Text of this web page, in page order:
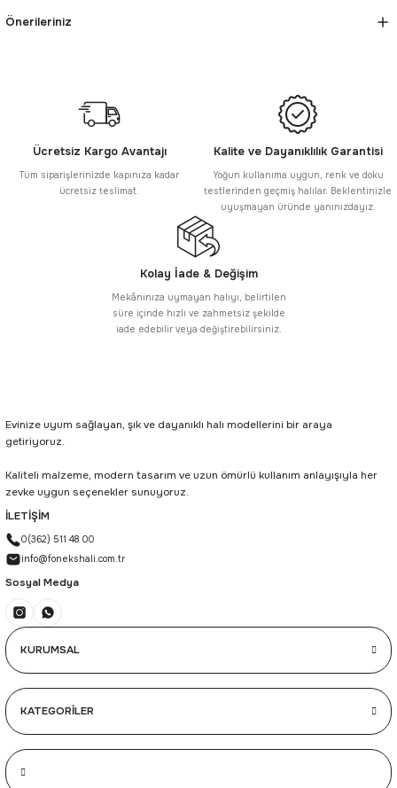
Önerileriniz
Ücretsiz Kargo Avantajı
Tüm siparişlerinizde kapınıza kadar
ücretsiz teslimat.
Kalite ve Dayanıklılık Garantisi
Yoğun kullanıma uygun, renk ve doku
testlerinden geçmiş halılar. Beklentinizle
uyuşmayan üründe yanınızdayız.
Kolay İade & Değişim
Mekânınıza uymayan halıyı, belirtilen
süre içinde hızlı ve zahmetsiz şekilde
iade edebilir veya değiştirebilirsiniz.
Evinize uyum sağlayan, şık ve dayanıklı halı modellerini bir araya
getiriyoruz.
Kaliteli malzeme, modern tasarım ve uzun ömürlü kullanım anlayışıyla her
zevke uygun seçenekler sunuyoruz.
İLETİŞİM
0(362) 511 48 00
info@fonekshali.com.tr
Sosyal Medya
KURUMSAL
KATEGORİLER